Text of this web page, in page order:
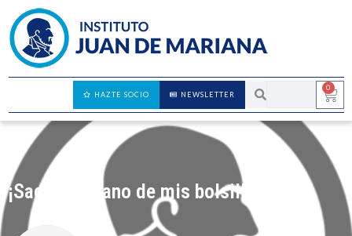
0
NEWSLETTER
HAZTE SOCIO
¡Sacad la mano de mis bolsillos!